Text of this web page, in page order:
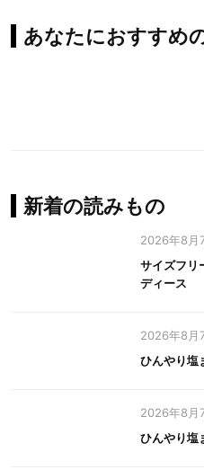
あなたにおすすめ
新着の読みもの
2026年8月
サイズフリ
ディース
2026年8月
ひんやり塩
2026年8月
ひんやり塩